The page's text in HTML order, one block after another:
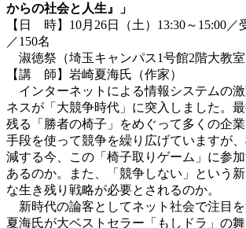
からの社会と人生』」
【日 時】10月26日（土）13:30～15:00／
／150名
淑徳祭（埼玉キャンパス1号館2階大教室
【講 師】岩崎夏海氏（作家）
インターネットによる情報システムの
ネスが「大競争時代」に突入しました。
残る「勝者の椅子」をめぐって多くの企
手段を使って競争を繰り広げていますが
減する今、この「椅子取りゲーム」に参
あるのか。また、「競争しない」という
な生き残り戦略が必要とされるのか。
新時代の論客としてネット社会で注目
夏海氏が大ベストセラー「もしドラ」の